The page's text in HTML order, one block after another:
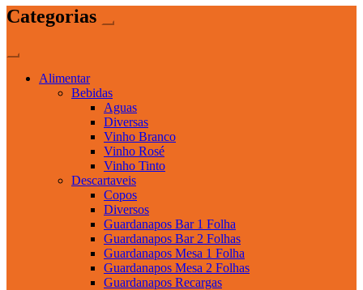
Categorias
Alimentar
Bebidas
Aguas
Diversas
Vinho Branco
Vinho Rosé
Vinho Tinto
Descartaveis
Copos
Diversos
Guardanapos Bar 1 Folha
Guardanapos Bar 2 Folhas
Guardanapos Mesa 1 Folha
Guardanapos Mesa 2 Folhas
Guardanapos Recargas